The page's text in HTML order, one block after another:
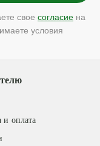
свое согласие на
условия
и оплата